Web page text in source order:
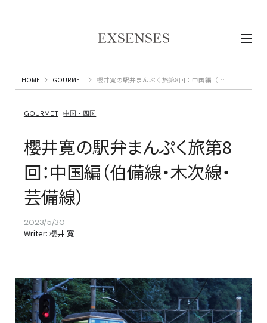
HOME GOURMET 櫻井寛の駅弁まんぷく旅第8回：中国編（伯備線・木次線・芸備線）
GOURMET 中国・四国
櫻井寛の駅弁まんぷく旅第8
回：中国編（伯備線・木次線・
芸備線）
2023/5/30
Writer: 櫻井 寛